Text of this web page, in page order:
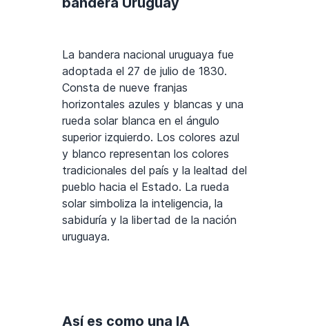
La bandera nacional uruguaya fue
adoptada el 27 de julio de 1830.
Consta de nueve franjas
horizontales azules y blancas y una
rueda solar blanca en el ángulo
superior izquierdo. Los colores azul
y blanco representan los colores
tradicionales del país y la lealtad del
pueblo hacia el Estado. La rueda
solar simboliza la inteligencia, la
sabiduría y la libertad de la nación
uruguaya.
Así es como una IA